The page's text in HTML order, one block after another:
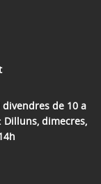
de 10 a
dimecres,